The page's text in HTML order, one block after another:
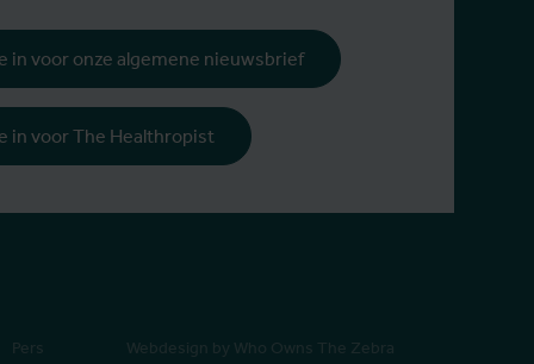
in voor onze algemene nieuwsbrief
in voor The Healthropist
Pers Webdesign by Who Owns The Zebra